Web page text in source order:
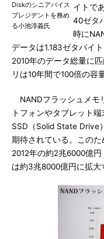
Diskのシニアバイス
プレジデントを務め
る小池淳義氏
イトで
40ゼタ
時に
データは1.183ゼタバイ
2010年のデータ総量に
リは10年間で100倍の容
NANDフラッシュメモ
トフォンやタブレット
SSD（Solid State Drive
期待されている。このた
2012年の約2兆6000億
は約3兆8000億円に拡大